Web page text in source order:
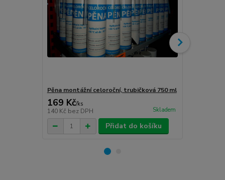
Pěna montážní celoroční, trubičková 750 ml
169 Kč/ks
140 Kč bez DPH Skladem
Přidat do košíku